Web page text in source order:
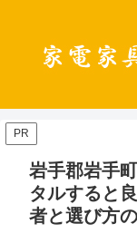
PR
岩手郡岩手
タルすると
者と選び方